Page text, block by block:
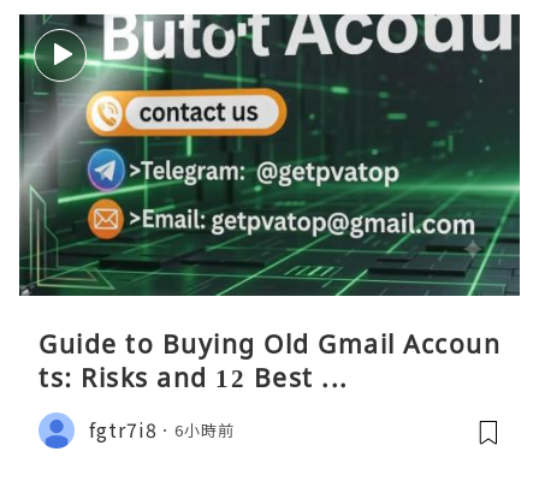
Guide to Buying Old Gmail Accoun
ts: Risks and 12 Best ...
fgtr7i8 6小時前